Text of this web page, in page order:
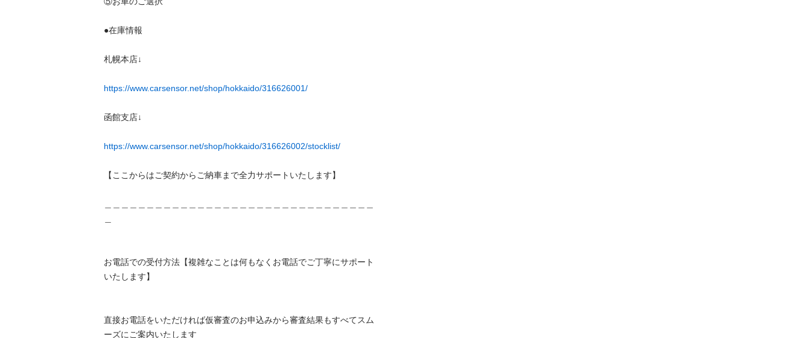
●在庫情報
札幌本店↓
https://www.carsensor.net/shop/hokkaido/316626001/
函館支店↓
https://www.carsensor.net/shop/hokkaido/316626002/stocklist/
【ここからはご契約からご納車まで全力サポートいたします】
お電話での受付方法【複雑なことは何もなくお電話でご丁寧にサポート
いたします】
直接お電話をいただければ仮審査のお申込みから審査結果もすべてスム
ーズにご案内いたします